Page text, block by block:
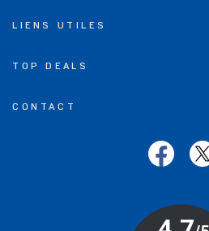
LIENS UTILES
TOP DEALS
CONTACT